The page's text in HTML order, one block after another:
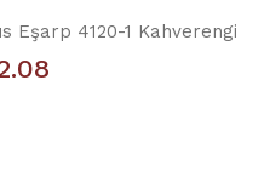
Eşarp 4120-1 Kahverengi